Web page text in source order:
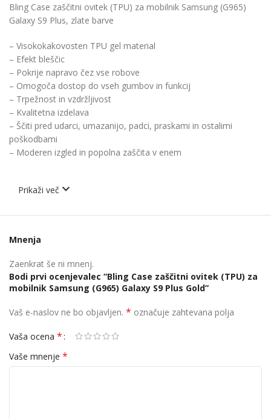
Bling Case zaščitni ovitek (TPU) za mobilnik Samsung (G965)
Galaxy S9 Plus, zlate barve
– Visokokakovosten TPU gel material
– Efekt bleščic
– Pokrije napravo čez vse robove
– Omogoča dostop do vseh gumbov in funkcij
– Trpežnost in vzdržljivost
– Kvalitetna izdelava
– Ščiti pred udarci, umazanijo, padci, praskami in ostalimi
poškodbami
– Moderen izgled in popolna zaščita v enem
Prikaži več
Mnenja
Zaenkrat še ni mnenj.
Bodi prvi ocenjevalec “Bling Case zaščitni ovitek (TPU) za
mobilnik Samsung (G965) Galaxy S9 Plus Gold”
Vaš e-naslov ne bo objavljen. * označuje zahtevana polja
Vaša ocena *
Vaše mnenje *